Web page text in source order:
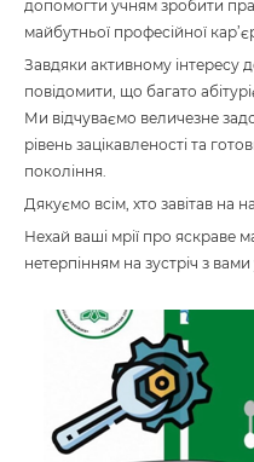
допомогти учням зробити
майбутньої професійної
Завдяки активному інтересу
повідомити, що багато
Ми відчуваємо величезне
рівень зацікавленості та
покоління.
Дякуємо всім, хто завітав на
Нехай ваші мрії про яскраве
нетерпінням на зустріч з